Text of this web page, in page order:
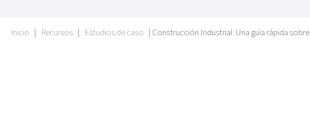
Inicio | Recursos | Estudios de caso | Construcción Industrial: Una guía rápida